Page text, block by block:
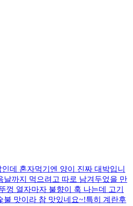
데 혼자먹기엔 양이 진짜 대박입니
날까지 먹으려고 따로 남겨두었을 만
껑 열자마자 불향이 훅 나는데 고기
불 맛이라 참 맛있네요~!특히 계란후